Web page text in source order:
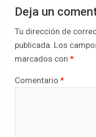
Deja un
Tu dirección de
publicada. Los
marcados con *
Comentario *